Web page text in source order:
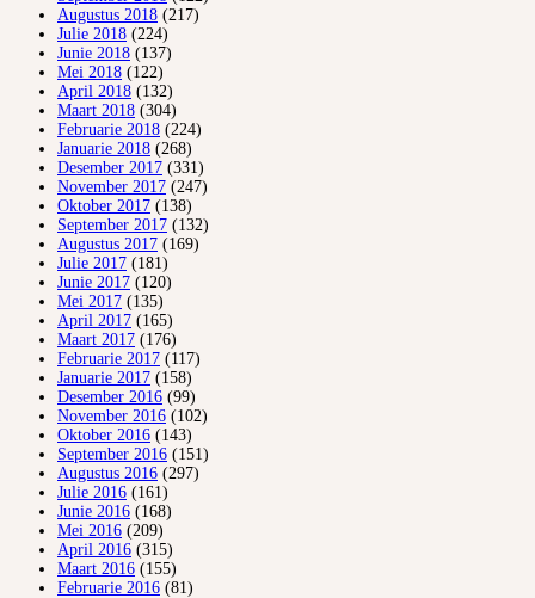
Augustus 2018 (217)
Julie 2018 (224)
Junie 2018 (137)
Mei 2018 (122)
April 2018 (132)
Maart 2018 (304)
Februarie 2018 (224)
Januarie 2018 (268)
Desember 2017 (331)
November 2017 (247)
Oktober 2017 (138)
September 2017 (132)
Augustus 2017 (169)
Julie 2017 (181)
Junie 2017 (120)
Mei 2017 (135)
April 2017 (165)
Maart 2017 (176)
Februarie 2017 (117)
Januarie 2017 (158)
Desember 2016 (99)
November 2016 (102)
Oktober 2016 (143)
September 2016 (151)
Augustus 2016 (297)
Julie 2016 (161)
Junie 2016 (168)
Mei 2016 (209)
April 2016 (315)
Maart 2016 (155)
Februarie 2016 (81)